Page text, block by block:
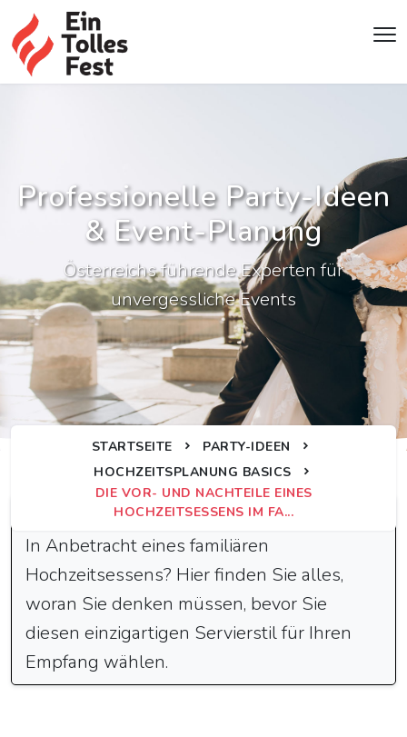
Professionelle Party-Ideen
& Event-Planung
Österreichs führende Experten für
unvergessliche Events
STARTSEITE
PARTY-IDEEN
HOCHZEITSPLANUNG BASICS
DIE VOR- UND NACHTEILE EINES
HOCHZEITSESSENS IM FA...
Schnelle Antwort
In Anbetracht eines familiären
Hochzeitsessens? Hier finden Sie alles,
woran Sie denken müssen, bevor Sie
diesen einzigartigen Servierstil für Ihren
Empfang wählen.